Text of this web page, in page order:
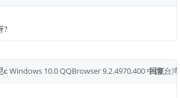
?
回复
c Windows 10.0QQBrowser 9.2.4970.400中国 台